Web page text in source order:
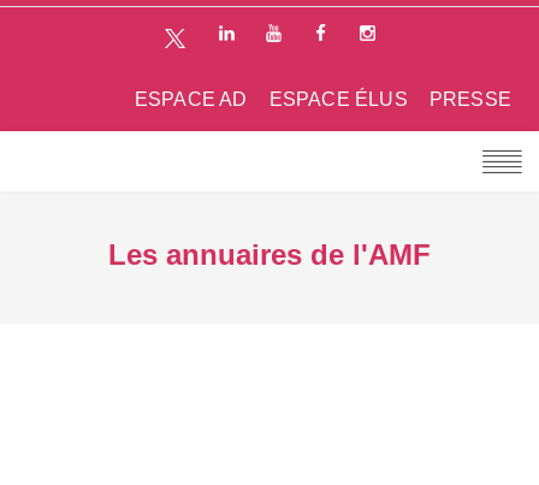
PRESSE
ESPACE ÉLUS
ESPACE AD
Les annuaires de l'AMF